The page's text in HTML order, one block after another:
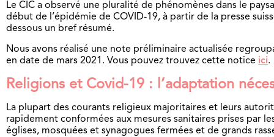
Le CIC a observé une pluralité de phénomènes dans le
début de l’épidémie de COVID-19, à partir de la presse
dessous un bref résumé.
Nous avons réalisé une note préliminaire actualisée
en date de mars 2021. Vous pouvez trouvez cette notice ici.
Religions et Covid-19 : l’adaptation
La plupart des courants religieux majoritaires et leurs
rapidement conformées aux mesures sanitaires prises par
églises, mosquées et synagogues fermées et de grands